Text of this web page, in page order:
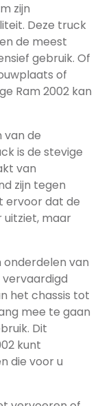
zijn
Deze truck
de meest
gebruik. Of
of
Ram 2002 kan
van de
is de stevige
van
zijn tegen
ervoor dat de
uitziet, maar
van
het chassis tot
mee te gaan
Dit
kunt
die voor u